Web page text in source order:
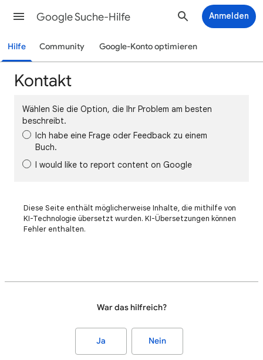
Google Suche-Hilfe Anmelden
Hilfe Community Google-Konto optimieren
Kontakt
Wählen Sie die Option, die Ihr Problem am besten
beschreibt.
Ich habe eine Frage oder Feedback zu einem
Buch.
I would like to report content on Google
Diese Seite enthält möglicherweise Inhalte, die mithilfe von
KI-Technologie übersetzt wurden. KI-Übersetzungen können
Fehler enthalten.
War das hilfreich?
Ja Nein